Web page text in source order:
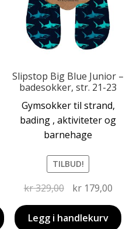
Nåværende
er:
Slipstop Big Blue Junior –
badesokker, str. 21-23
Gymsokker til strand,
bading , aktiviteter og
barnehage
TILBUD!
kr329,00
Opprinnelig
pris
var:
kr179,00
pris
er:
Legg i handlekurv